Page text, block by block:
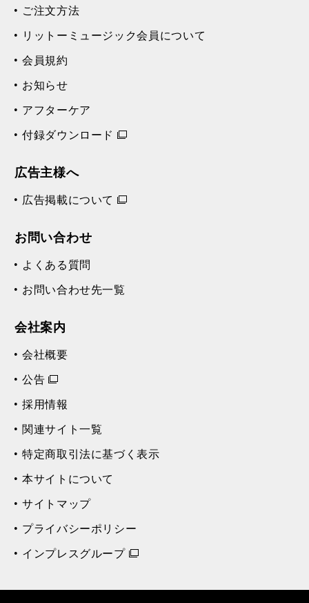
ご注文方法
リットーミュージック会員について
会員規約
お知らせ
アフターケア
付録ダウンロード
広告主様へ
広告掲載について
お問い合わせ
よくある質問
お問い合わせ先一覧
会社案内
会社概要
公告
採用情報
関連サイト一覧
特定商取引法に基づく表示
本サイトについて
サイトマップ
プライバシーポリシー
インプレスグループ